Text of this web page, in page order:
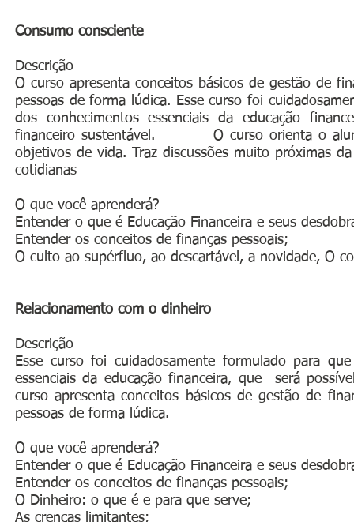
Consumo consciente
Descrição
O curso apresenta conceitos básicos de gestão de
pessoas de forma lúdica. Esse curso foi
dos conhecimentos essenciais da educação
financeiro sustentável. O curso orienta o aluno
objetivos de vida. Traz discussões muito próximas
cotidianas
O que você aprenderá?
Entender o que é Educação Financeira e seus
Entender os conceitos de finanças pessoais;
O culto ao supérfluo, ao descartável, a novidade, O
Relacionamento com o dinheiro
Descrição
Esse curso foi cuidadosamente formulado para
essenciais da educação financeira, que será
curso apresenta conceitos básicos de gestão de
pessoas de forma lúdica.
O que você aprenderá?
Entender o que é Educação Financeira e seus
Entender os conceitos de finanças pessoais;
O Dinheiro: o que é e para que serve;
As crenças limitantes;